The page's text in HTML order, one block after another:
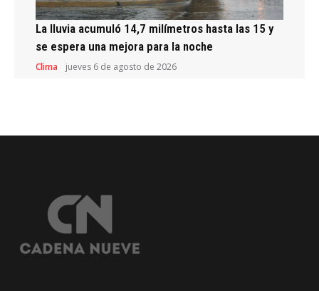
La lluvia acumuló 14,7 milímetros hasta las 15 y
se espera una mejora para la noche
Clima jueves 6 de agosto de 2026